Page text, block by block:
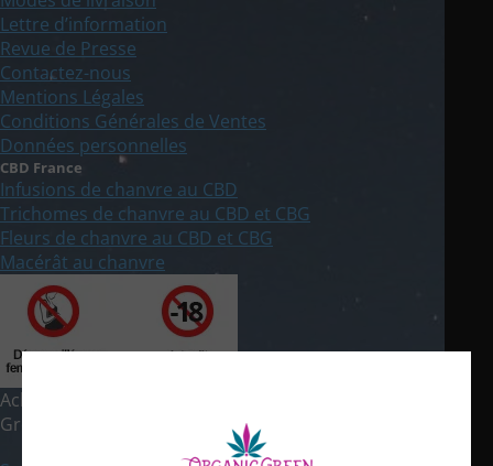
Lettre d’information
Revue de Presse
Contactez-nous
Mentions Légales
Conditions Générales de Ventes
Données personnelles
CBD France
Infusions de chanvre au CBD
Trichomes de chanvre au CBD et CBG
Fleurs de chanvre au CBD et CBG
Macérât au chanvre
Achat de Chanvre CBD en France & Europe © 2021 Organic
Green Pigerolles | Réalisation du site by